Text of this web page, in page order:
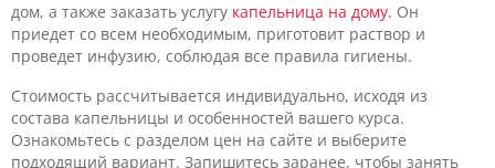
дом, а также заказать услугу капельница на дому. Он
приедет со всем необходимым, приготовит раствор и
проведет инфузию, соблюдая все правила гигиены.
Стоимость рассчитывается индивидуально, исходя из
состава капельницы и особенностей вашего курса.
Ознакомьтесь с разделом цен на сайте и выберите
подходящий вариант. Запишитесь заранее, чтобы занять